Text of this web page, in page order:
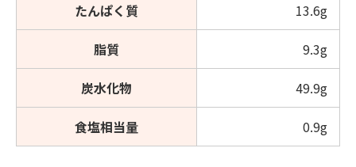
たんぱく質 13.6g
脂質 9.3g
炭水化物 49.9g
食塩相当量 0.9g